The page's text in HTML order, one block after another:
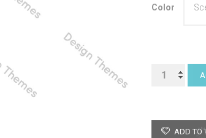
Color
Dental
quantitàADD TO